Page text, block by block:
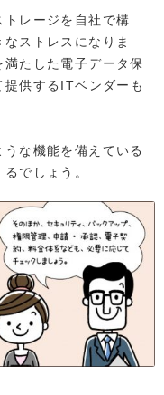
レージを自社で構
ストレスになりま
たした電子データ保
供するITベンダーも
な機能を備えている
でしょう。